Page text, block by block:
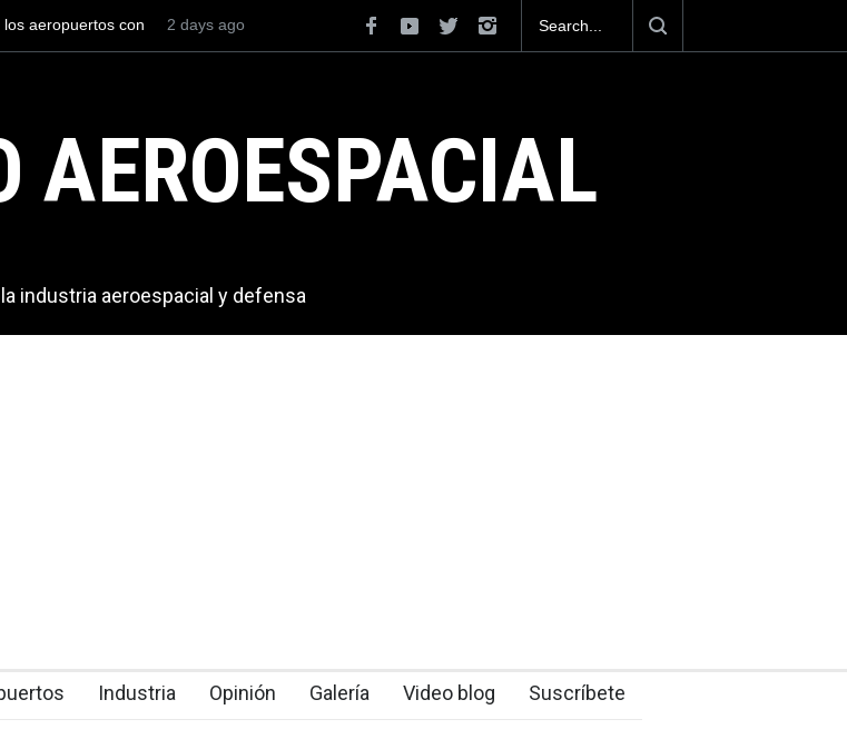
de Marines de
Entrenar a un piloto para volar los nuevos C-130J mexicanos
cuesta 2.9 millones de dólares
2 days ago
AEROESPACIAL
industria aeroespacial y defensa
Industria Opinión Galería Video blog Suscríbete